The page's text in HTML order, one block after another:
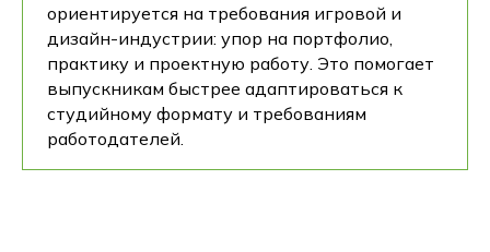
ориентируется на требования игровой и
дизайн-индустрии: упор на портфолио,
практику и проектную работу. Это помогает
выпускникам быстрее адаптироваться к
студийному формату и требованиям
работодателей.